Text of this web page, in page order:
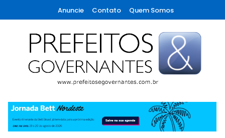
To
Content
Anuncie Contato Quem Somos
Prefeitos & Governantes